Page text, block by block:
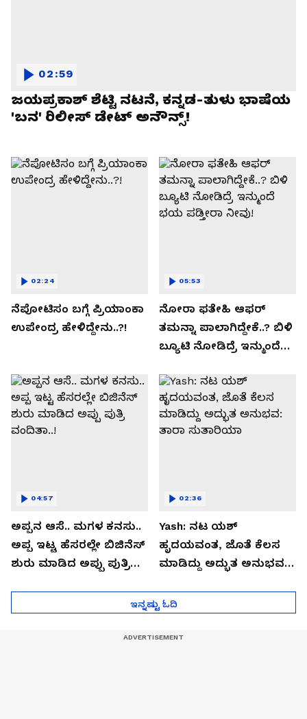
ಜಯಪ್ರಕಾಶ್ ಶೆಟ್ಟಿ ನಟನೆ, ಕನ್ನಡ-ತುಳು ಭಾಷೆಯ
'ಬನ' ರಿಲೀಸ್ ಡೇಟ್ ಅನೌನ್ಸ್!
02:59
ನೆಪೋಟಿಸಂ ಬಗ್ಗೆ ಪ್ರಿಯಾಂಕಾ
ಉಪೇಂದ್ರ ಹೇಳಿದ್ದೇನು..?!
02:24
ನೋರಾ ಫತೇಹಿ ಆಫರ್​
ತಮನ್ನಾ ಪಾಲಾಗಿದ್ದೇಕೆ..? ಬಿಳಿ
ಬ್ಯೂಟಿ ನೋಡಿದ್ರೆ ಇನ್ಮುಂದೆ
05:53
ಅಪ್ಪನ ಆಸೆ.. ಮಗಳ ಕನಸು..
ಅಪ್ಪ ಇಟ್ಟ ಹೆಸರಲ್ಲೇ ಬಿಜಿನೆಸ್​
ಶುರು ಮಾಡಿದ ಅಪ್ಪು ಪುತ್ರಿ
04:57
Yash: ನಟ ಯಶ್​
ಹೃದಯವಂತ, ಜೊತೆ ಕೆಲಸ
ಮಾಡಿದ್ದು ಅದ್ಭುತ ಅನುಭವ:
02:36
ಇನ್ನಷ್ಟು ಓದಿ